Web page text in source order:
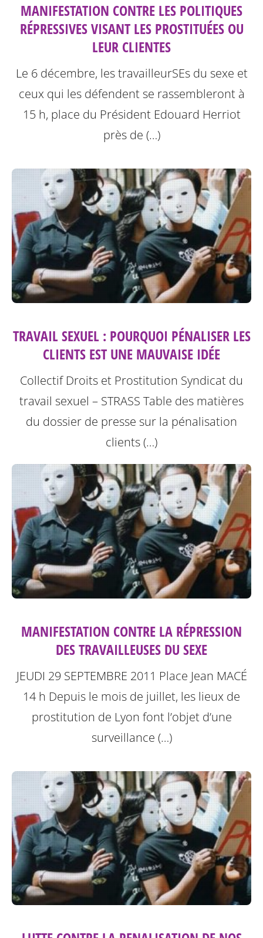
MANIFESTATION CONTRE LES POLITIQUES
RÉPRESSIVES VISANT LES PROSTITUÉES OU
LEUR CLIENTES
Le 6 décembre, les travailleurSEs du sexe et
ceux qui les défendent se rassembleront à
15 h, place du Président Edouard Herriot
près de (…)
TRAVAIL SEXUEL : POURQUOI PÉNALISER LES
CLIENTS EST UNE MAUVAISE IDÉE
Collectif Droits et Prostitution Syndicat du
travail sexuel – STRASS Table des matières
du dossier de presse sur la pénalisation
clients (…)
MANIFESTATION CONTRE LA RÉPRESSION
DES TRAVAILLEUSES DU SEXE
JEUDI 29 SEPTEMBRE 2011 Place Jean MACÉ
14 h Depuis le mois de juillet, les lieux de
prostitution de Lyon font l’objet d’une
surveillance (…)